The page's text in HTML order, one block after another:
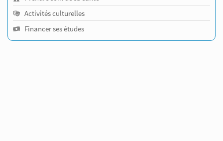
Activités culturelles
Financer ses études